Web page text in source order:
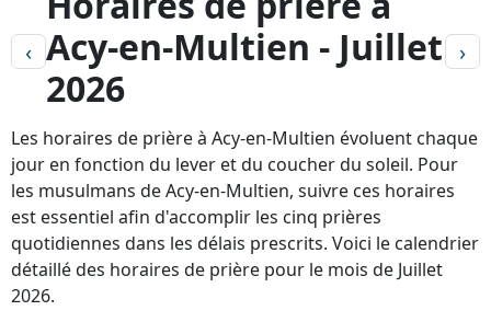
‹ Acy-en-Multien - Juillet
2026
›
Les horaires de prière à Acy-en-Multien évoluent chaque
jour en fonction du lever et du coucher du soleil. Pour
les musulmans de Acy-en-Multien, suivre ces horaires
est essentiel afin d'accomplir les cinq prières
quotidiennes dans les délais prescrits. Voici le calendrier
détaillé des horaires de prière pour le mois de Juillet
2026.